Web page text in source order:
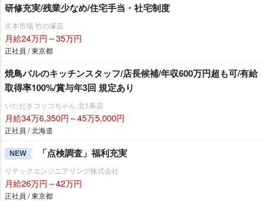
研修充実/残業少なめ/住宅手当・社宅制度
古本市場 竹の塚店
月給24万円～35万円
正社員 / 東京都
焼鳥バルのキッチンスタッフ/店長候補/年収600万円超も可/有給
取得率100%/賞与年3回 規定あり
いただきコッコちゃん 北1条店
月給34万6,350円～45万5,000円
正社員 / 北海道
NEW 「点検調査」福利充実
リテックエンジニアリング株式会社
月給26万円～42万円
正社員 / 東京都